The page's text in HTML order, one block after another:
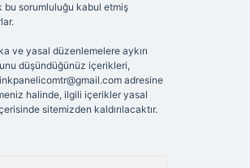
bu sorumluluğu kabul etmiş
ve yasal düzenlemelere aykırı
düşündüğünüz içerikleri,
adresine
halinde, ilgili içerikler yasal
sitemizden kaldırılacaktır.